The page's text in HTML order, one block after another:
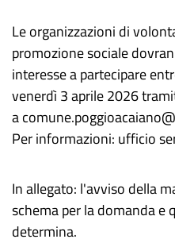
Le organizzazioni di
promozione sociale
interesse a partecipare
venerdì3aprile 2026
a
Per informazioni: ufficio
In allegato: l'avviso della
schema per la domanda e
determina.